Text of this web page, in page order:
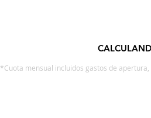
*Cuota mensual incluidos gastos de